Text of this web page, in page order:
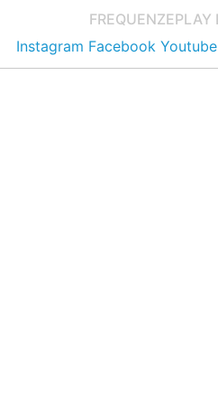
FREQUENZEPLAY
Instagram Facebook Youtube